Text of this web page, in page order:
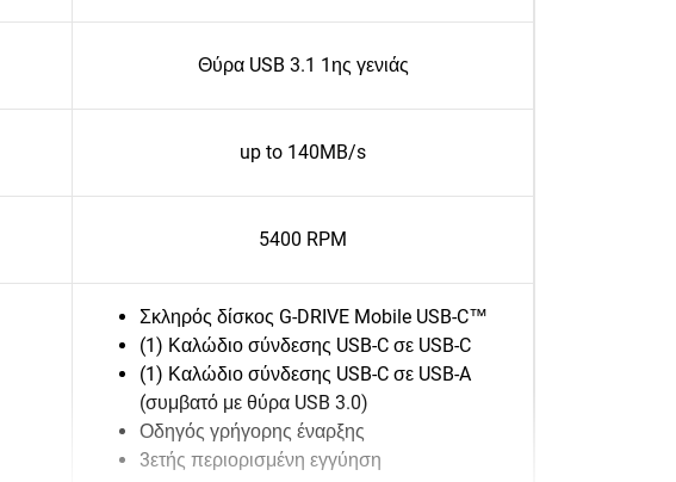
Θύρα USB 3.1 1ης γενιάς
up to 140MB/s
5400 RPM
Σκληρός δίσκος G-DRIVE Mobile USB-C™
(1) Καλώδιο σύνδεσης USB-C σε USB-C
(1) Καλώδιο σύνδεσης USB-C σε USB-A
(συμβατό με θύρα USB 3.0)
Οδηγός γρήγορης έναρξης
3ετής περιορισμένη εγγύηση